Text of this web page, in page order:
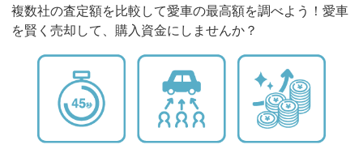
複数社の査定額を比較して愛車の最高額を調べよう！愛車
を賢く売却して、購入資金にしませんか？